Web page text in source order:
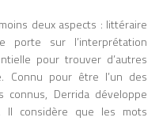
deux aspects : littéraire
porte sur l’interprétation
pour trouver d’autres
Connu pour être l’un des
Derrida développe
Il considère que les mots
McLuhan se distingue par
non conventionnel,
associant analyses
provocatrices et
Cette originalité lui
critiques que
certains lui reprochant un